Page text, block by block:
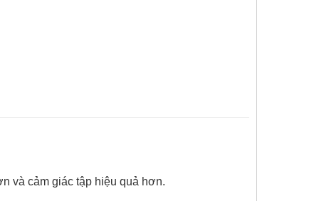
và cảm giác tập hiệu quả hơn.